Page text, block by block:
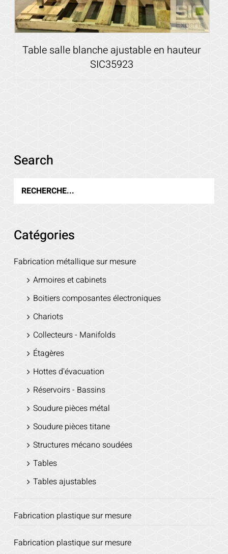
Table salle blanche ajustable en hauteur
SIC35923
Search
Catégories
Fabrication métallique sur mesure
Armoires et cabinets
Boitiers composantes électroniques
Chariots
Collecteurs - Manifolds
Étagères
Hottes d'évacuation
Réservoirs - Bassins
Soudure pièces métal
Soudure pièces titane
Structures mécano soudées
Tables
Tables ajustables
Fabrication plastique sur mesure
Fabrication plastique sur mesure